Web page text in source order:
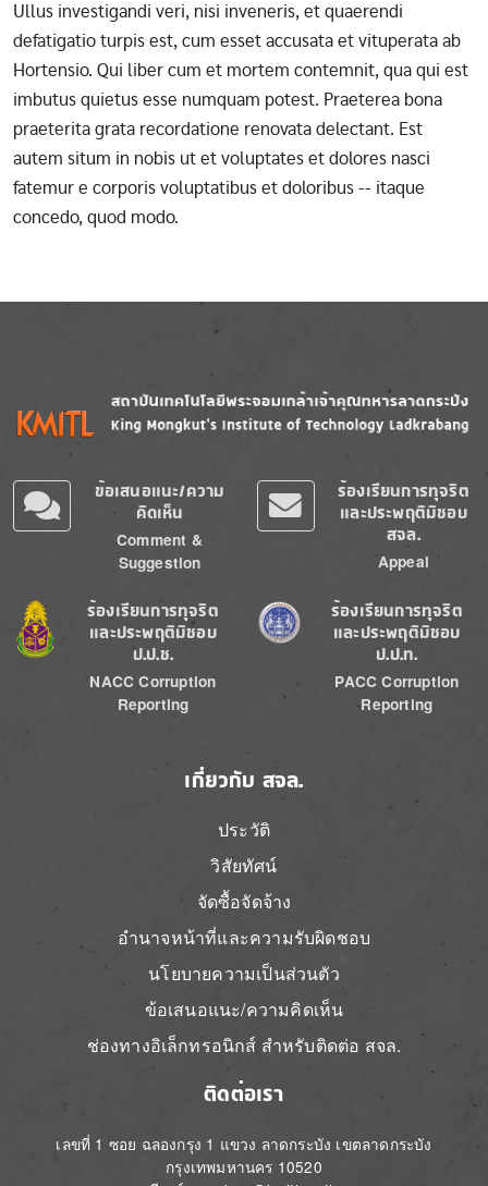
Ullus investigandi veri, nisi inveneris, et quaerendi
defatigatio turpis est, cum esset accusata et vituperata ab
Hortensio. Qui liber cum et mortem contemnit, qua qui est
imbutus quietus esse numquam potest. Praeterea bona
praeterita grata recordatione renovata delectant. Est
autem situm in nobis ut et voluptates et dolores nasci
fatemur e corporis voluptatibus et doloribus -- itaque
concedo, quod modo.
Image
ข้อเสนอแนะ/ความ
คิดเห็น
Comment &
Suggestion
ร้องเรียนการทุจริต
และประพฤติมิชอบ
สจล.
Appeal
Image
ร้องเรียนการทุจริต
และประพฤติมิชอบ
ป.ป.ช.
NACC Corruption
Reporting
Image
ร้องเรียนการทุจริต
และประพฤติมิชอบ
ป.ป.ท.
PACC Corruption
Reporting
เกี่ยวกับ สจล.
ประวัติ
วิสัยทัศน์
จัดซื้อจัดจ้าง
อำนาจหน้าที่และความรับผิดชอบ
นโยบายความเป็นส่วนตัว
ข้อเสนอแนะ/ความคิดเห็น
ช่องทางอิเล็กทรอนิกส์ สำหรับติดต่อ สจล.
ติดต่อเรา
เลขที่ 1 ซอย ฉลองกรุง 1 แขวง ลาดกระบัง เขตลาดกระบัง
กรุงเทพมหานคร 10520